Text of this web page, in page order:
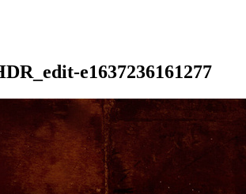
e1637236161277